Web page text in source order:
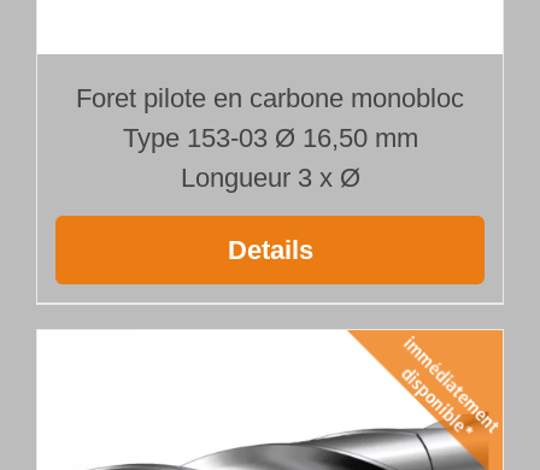
Foret pilote en carbone monobloc
Type 153-03 Ø 16,50 mm
Longueur 3 x Ø
Details